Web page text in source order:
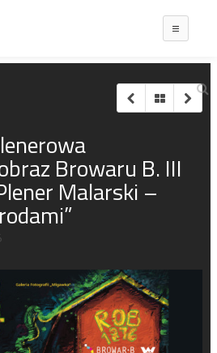
Browaru B. III
Malarski –